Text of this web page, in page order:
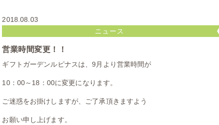
2018.08.03
ニュース
営業時間変更！！
ギフトガーデンルピナスは、9月より営業時間が
10：00～18：00に変更になります。
ご迷惑をお掛けしますが、ご了承頂きますよう
お願い申し上げます。